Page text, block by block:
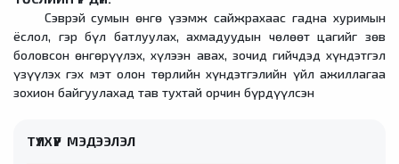
ТҮЛХҮҮР МЭДЭЭЛЭЛ
Сэврэй сумын өнгө үзэмж сайжрахаас гадна хуримын
ёслол, гэр бүл батлуулах, ахмадуудын чөлөөт цагийг зөв
боловсон өнгөрүүлэх, хүлээн авах, зочид гийчдэд хүндэтгэл
үзүүлэх гэх мэт олон төрлийн хүндэтгэлийн үйл ажиллагаа
зохион байгуулахад тав тухтай орчин бүрдүүлсэн